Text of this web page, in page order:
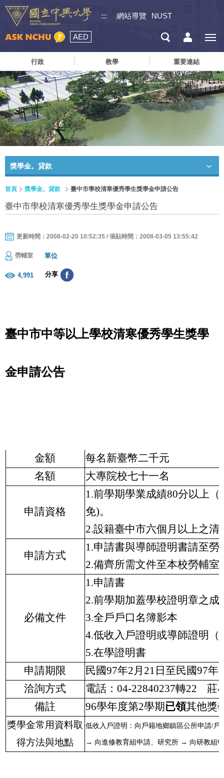
::: 網站導覽 NUST
AED
行政 教學 重要連結
獎學金。貸款
首頁 獎學金。貸款 臺中市學校清寒優秀學生獎學金申請公告
臺中市學校清寒優秀學生獎學金申請公告
更新時間：2008-02-20 10:52:35 / 張貼時間：2008-03-05 13:55:42
勞輔室 單位
4,991 分享
臺中市中等以上學校清寒優秀學生獎學
金申請公告
金額
每名新臺幣二千元
名額
大專院校七十一名
申請資格
1.前學期學業成績80分以上
免)。
2.設籍臺中市六個月以上之清
申請方式
1.申請書與導師證明書請至
2.備齊所需文件至本校勞輔室
必備文件
1.申請書
2.前學期加蓋學校證明章之成
3.全戶戶口名簿影本
4.低收入戶證明或導師證明（
5.在學證明書
申請期限
民國97年2月21日至民國97年
洽詢方式
電話：04-22840237轉22
莊
備註
96學年度第2學期已領其他獎
獎學金常用資料取
得方法與地點
低收入戶證明：向戶籍地鄉鎮區公所申請/戶
→ 向進修教育組申請、研究所 → 向研教組